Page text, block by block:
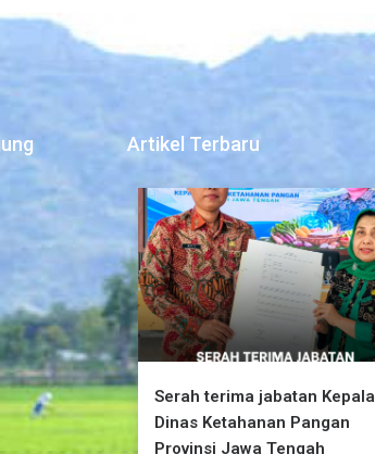
Artikel Terbaru
Serah terima jabatan Kepala
Dinas Ketahanan Pangan
Provinsi Jawa Tengah